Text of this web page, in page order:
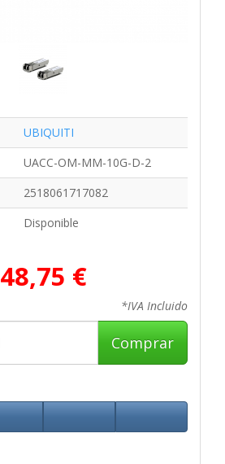
UBIQUITI
UACC-OM-MM-10G-D-2
2518061717082
Disponible
48,75 €
*IVA Incluido
Comprar